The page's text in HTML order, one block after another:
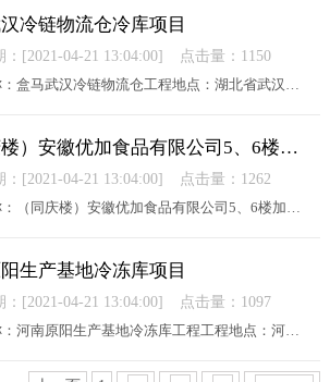
冷链物流仓冷库项目
：[2021-04-21 13:04:00]
点击量：1150
（同庆楼）安徽优加食品有限公司5、6楼加工厂制冷设备安装采购项目
：[2021-04-21 13:04:00]
点击量：1262
生产基地冷冻库项目
：[2021-04-21 13:04:00]
点击量：1097
工程名称：河南原阳生产基地冷冻库工程工程地点：河南省新乡市原阳县工程概括：公司专业承揽了该项目面积约1194平米，-18℃冷冻库建设，冷冻库采用1台活塞式并联压缩机组，库内设有6台六台吊顶式冷风机。项目设有一间10-15℃月台，面积142平方，采用2台全封涡旋冷凝机组...